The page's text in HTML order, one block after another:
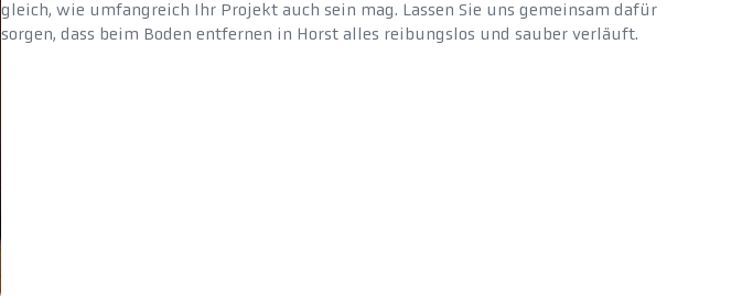
gleich, wie umfangreich Ihr Projekt auch sein mag. Lassen Sie uns gemeinsam dafür
sorgen, dass beim Boden entfernen in Horst alles reibungslos und sauber verläuft.